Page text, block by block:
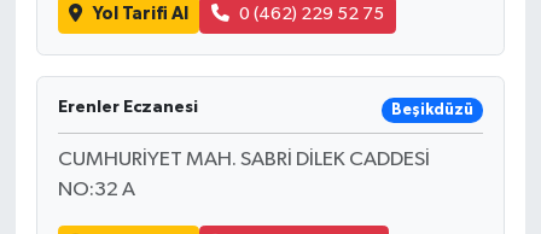
Yol Tarifi Al 0 (462) 229 52 75
Erenler Eczanesi Beşikdüzü
CUMHURİYET MAH. SABRİ DİLEK CADDESİ
NO:32 A